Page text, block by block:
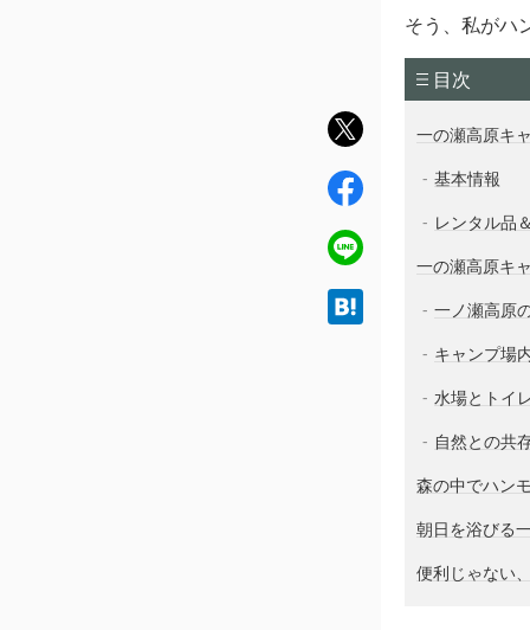
そう、私がハ
目次
一の瀬高原キ
基本情報
レンタル品
一の瀬高原キ
一ノ瀬高原
キャンプ場
水場とトイ
自然との共
森の中でハン
朝日を浴びる
便利じゃない
twit
ter
fac
ebo
ok
line
hat
ena